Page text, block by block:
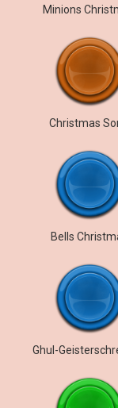
Minions
Christmas
Bells
Ghul-